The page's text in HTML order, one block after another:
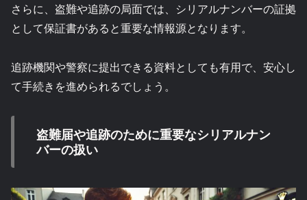
さらに、盗難や追跡の局面では、シリアルナンバーの証拠
として保証書があると重要な情報源となります。
追跡機関や警察に提出できる資料としても有用で、安心し
て手続きを進められるでしょう。
盗難届や追跡のために重要なシリアルナン
バーの扱い